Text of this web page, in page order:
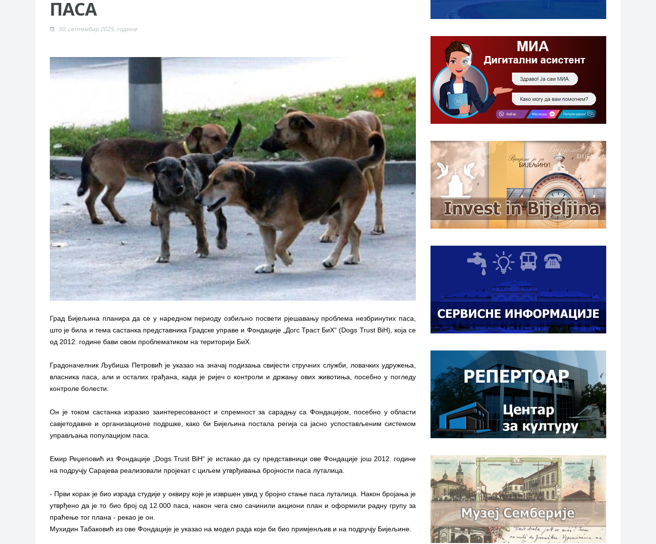
Захтјев за издавање ПОНОСНЕ КАРТИЦЕ
Обавјештење о забрани саобраћаја 6. и 7. августа
ПАСА
30. септембар 2025. године
Град Бијељина планира да се у наредном периоду озбиљно посвети рјешавању проблема незбринутих паса,
што је била и тема састанка представника Градске управе и Фондације „Догс Траст БиХ“ (Dogs Trust BiH), која се
од 2012. године бави овом проблематиком на територији БиХ.
Градоначелник Љубиша Петровић је указао на значај подизања свијести стручних служби, ловачких удружења,
власника паса, али и осталих грађана, када је ријеч о контроли и држању ових животиња, посебно у погледу
контроле болести.
Он је током састанка изразио заинтересованост и спремност за сарадњу са Фондацијом, посебно у области
савјетодавне и организационе подршке, како би Бијељина постала регија са јасно успостављеним системом
управљања популацијом паса.
Емир Реџеповић из Фондације „Dogs Trust BiH“ је истакао да су представници ове Фондације још 2012. године
на подручју Сарајева реализовали пројекат с циљем утврђивања бројности паса луталица.
- Први корак је био израда студије у оквиру које је извршен увид у бројно стање паса луталица. Након бројања је
утврђено да је то био број од 12.000 паса, након чега смо сачинили акциони план и оформили радну групу за
праћење тог плана - рекао је он.
Мухидин Табаковић из ове Фондације је указао на модел рада који би био примјенљив и на подручју Бијељине.